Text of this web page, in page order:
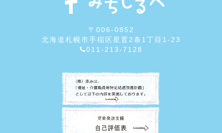
〒006-0852
北海道札幌市手稲区星置2条1丁目1-23
011-213-7128